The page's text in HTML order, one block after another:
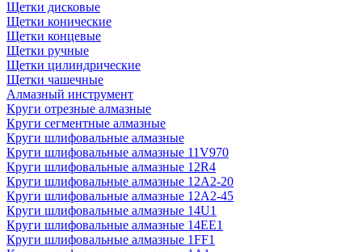
Щетки дисковые
Щетки конические
Щетки концевые
Щетки ручные
Щетки цилиндрические
Щетки чашечные
Алмазный инструмент
Круги отрезные алмазные
Круги сегментные алмазные
Круги шлифовальные алмазные
Круги шлифовальные алмазные 11V970
Круги шлифовальные алмазные 12R4
Круги шлифовальные алмазные 12А2-20
Круги шлифовальные алмазные 12А2-45
Круги шлифовальные алмазные 14U1
Круги шлифовальные алмазные 14ЕЕ1
Круги шлифовальные алмазные 1FF1